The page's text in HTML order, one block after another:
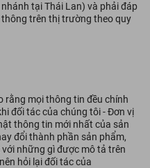
tại Thái Lan) và phải đáp
trên thị trường theo quy
rằng mọi thông tin đều chính
đối tác của chúng tôi - Đơn vị
thông tin mới nhất của sản
đổi thành phần sản phẩm,
những gì được mô tả trên
hỏi lại đối tác của